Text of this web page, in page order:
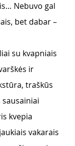
Nebuvo gal
bet dabar –
su kvapniais
ir
traškūs
kvepia
vakarais